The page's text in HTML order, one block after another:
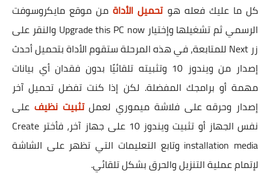
كل ما عليك فعله هوتحميل الأداةمن موقع مايكروسوفت
الرسمي ثم تشغيلها وإختيار Upgrade this PC now والنقر على
زر Next للمتابعة، في هذه المرحلة ستقوم الأداة بتحميل أحدث
إصدار من ويندوز 10 وتثبيته تلقائيًا بدون فقدان أي بيانات
مهمة أو برامجك المفضلة. لكن إذا كنت تفضل تحميل آخر
إصدار وحرقه على فلاشة ميموري لعملتثبيت نظيف على
نفس الجهاز أو تثبيت ويندوز 10 على جهاز آخر، فأختر Create
installation media وتابع التعليمات التي تظهر على الشاشة
لإتمام عملية التنزيل والحرق بشكل تلقائي.